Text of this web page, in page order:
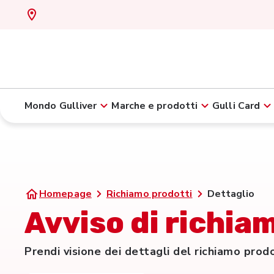
Mondo Gulliver Marche e prodotti Gulli Card
Homepage Richiamo prodotti Dettaglio
Avviso di
Prendi visione dei dettagli del richiamo